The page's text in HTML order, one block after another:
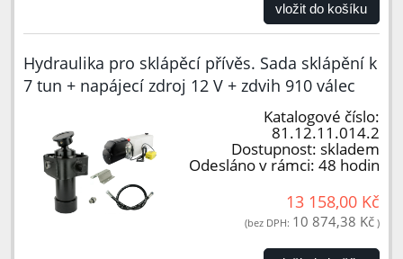
vložit do košíku
Hydraulika pro sklápěcí přívěs. Sada sklápění k
7 tun + napájecí zdroj 12 V + zdvih 910 válec
Katalogové číslo:
81.12.11.014.2
Dostupnost: skladem
Odesláno v rámci: 48 hodin
13 158,00 Kč
(bez DPH: 10 874,38 Kč )